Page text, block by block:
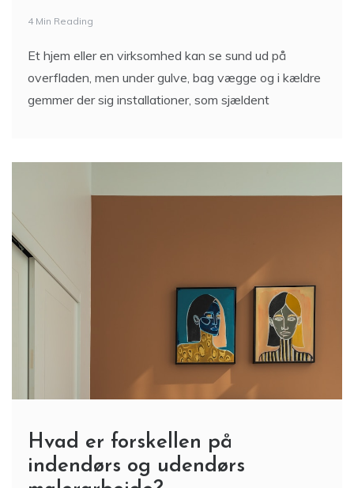
4 Min Reading
Et hjem eller en virksomhed kan se sund ud på
overfladen, men under gulve, bag vægge og i kældre
gemmer der sig installationer, som sjældent
Hvad er forskellen på
indendørs og udendørs